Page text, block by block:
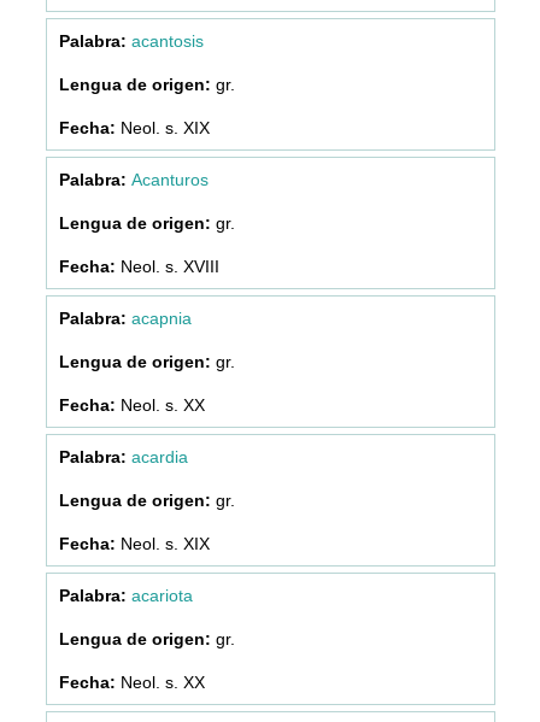
acantosis
gr.
Neol. s. XIX
Acanturos
gr.
Neol. s. XVIII
acapnia
gr.
Neol. s. XX
acardia
gr.
Neol. s. XIX
acariota
gr.
Neol. s. XX